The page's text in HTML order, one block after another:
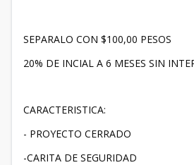
SEPARALO CON $100,00 PESOS
20% DE INCIAL A 6 MESES SIN
CARACTERISTICA:
- PROYECTO CERRADO
-CARITA DE SEGURIDAD